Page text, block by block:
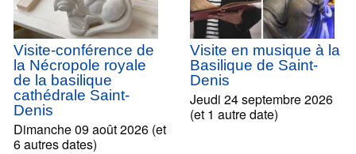
Visite-conférence de
la Nécropole royale
de la basilique
cathédrale Saint-
Denis
Dimanche 09 août 2026 (et
6 autres dates)
Visite en musique à la
Basilique de Saint-
Denis
Jeudi 24 septembre 2026
(et 1 autre date)